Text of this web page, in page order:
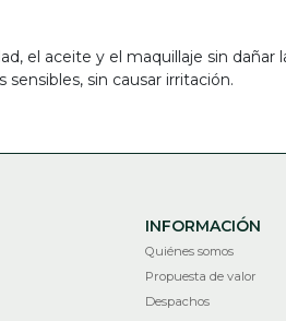
el aceite y el maquillaje sin
sin causar irritación.
INFORMACIÓN
Quiénes somos
Propuesta de valor
Despachos